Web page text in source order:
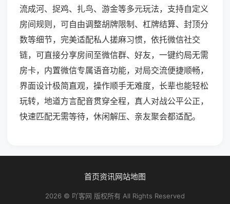
流成河、捉鸡、扎鸟、游金等多元玩法，支持自定义
房间规则，可自由调整胡牌限制、杠牌结算、封顶分
数等细节，完美适配私人搓麻习惯，依托微信社交
链，可直接分享房间至微信群、好友，一键约局无需
房卡，内置微信专属语音功能，对局交流便捷顺畅，
界面设计极简直观，操作顺手无难度，长辈也能轻松
玩转，地道方言配音贯穿全程，真人对战公平公正，
快速匹配无需等待，休闲解压、亲友聚会都适配。
首页资讯网站地图
2026 © 吖客网 版权所有 All Rights Reserved